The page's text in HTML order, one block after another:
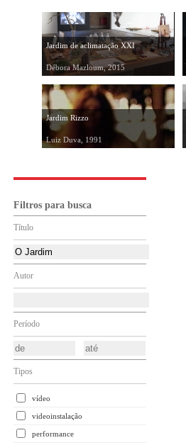
Jardim de aclimatação XXI
Débora Mazloum, 2015
Jardim Rizzo
Luiz Duva, 1991
Filtros para busca
Título
Autor
Período
Tipos
vídeo
videoinstalação
performance